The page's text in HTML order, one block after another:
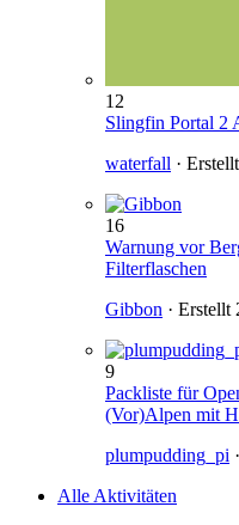
12
Slingfin Portal 2
waterfall · Erstellt
16
Warnung vor
Filterflaschen
Gibbon · Erstellt
9
Packliste für
(Vor)Alpen mit
plumpudding_pi
Alle Aktivitäten